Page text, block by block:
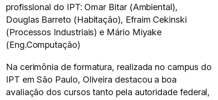
profissional do IPT: Omar Bitar (Ambiental),
Douglas Barreto (Habitação), Efraim Cekinski
(Processos Industriais) e Mário Miyake
(Eng.Computação)
Na cerimônia de formatura, realizada no campus do
IPT em São Paulo, Oliveira destacou a boa
avaliação dos cursos tanto pela autoridade federal,